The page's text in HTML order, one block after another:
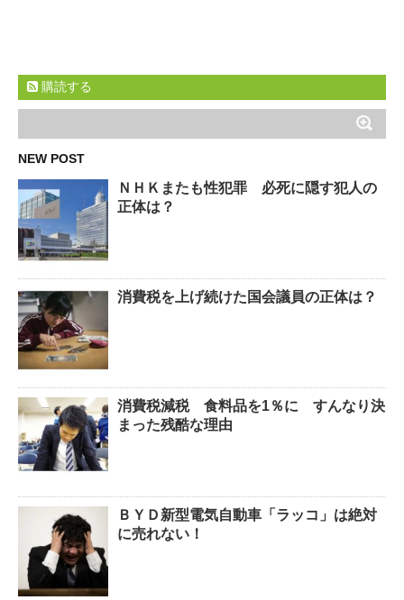
購読する
NEW POST
ＮＨＫまたも性犯罪 必死に隠す犯人の
正体は？
消費税を上げ続けた国会議員の正体は？
消費税減税 食料品を1％に すんなり決
まった残酷な理由
ＢＹＤ新型電気自動車「ラッコ」は絶対
に売れない！